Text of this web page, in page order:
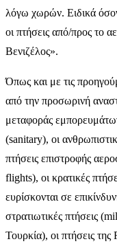
λόγω χωρών. Ειδικά
οι πτήσεις από/προς το
Βενιζέλος».
Όπως και με τις
από την προσωρινή
μεταφοράς
(sanitary), οι
πτήσεις επιστροφής
flights), οι κρατικές
ευρίσκονται σε
στρατιωτικές πτήσεις
Τουρκία), οι πτήσεις